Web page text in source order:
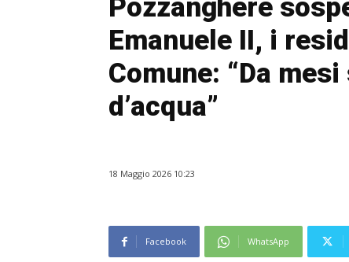
Pozzanghere
Emanuele II, i
Comune: “Da
d’acqua”
18 Maggio 2026 10:23
Facebook WhatsApp